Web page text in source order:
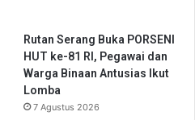
Rutan Serang Buka PORSENI
HUT ke-81 RI, Pegawai dan
Warga Binaan Antusias Ikut
Lomba
7 Agustus 2026